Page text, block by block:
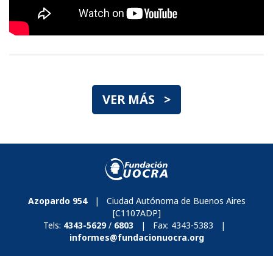
VER MÁS >
Azopardo 954| Ciudad Autónoma de Buenos Aires
[C1107ADP]
Tels: 4343-5629/ 6803| Fax: 4343-5383 |
informes@fundacionuocra.org